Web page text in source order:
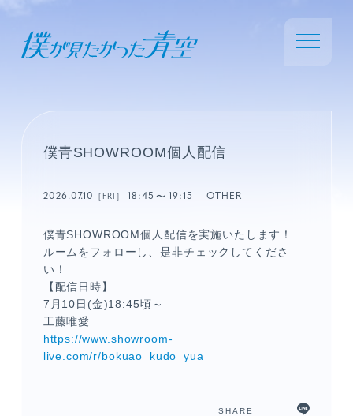
僕青SHOWROOM個人配信
2026.07.10 ［FRI］18:45 19:15 OTHER
僕青SHOWROOM個人配信を実施いたします！
ルームをフォローし、是非チェックしてくださ
い！
【配信日時】
7月10日(金)18:45頃～
工藤唯愛
https://www.showroom-
live.com/r/bokuao_kudo_yua
SHARE